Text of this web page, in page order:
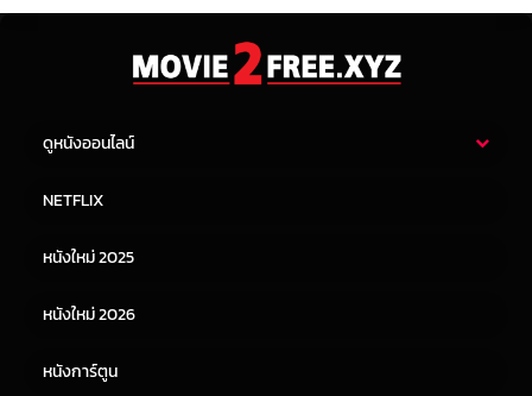
ดูหนังออนไลน์
หนังจีน
NETFLIX
หนังใหม่ 2025
หนังใหม่ 2026
หนังการ์ตูน